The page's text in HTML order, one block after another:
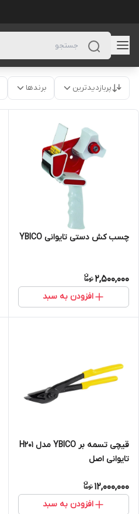
پربازدیدترین برندها
چسب کش دستی تایوانی YBICO
2,500,000
افزودن به سبد
قیچی تسمه بر YBICO مدل H201
تایوانی اصل
12,000,000
افزودن به سبد